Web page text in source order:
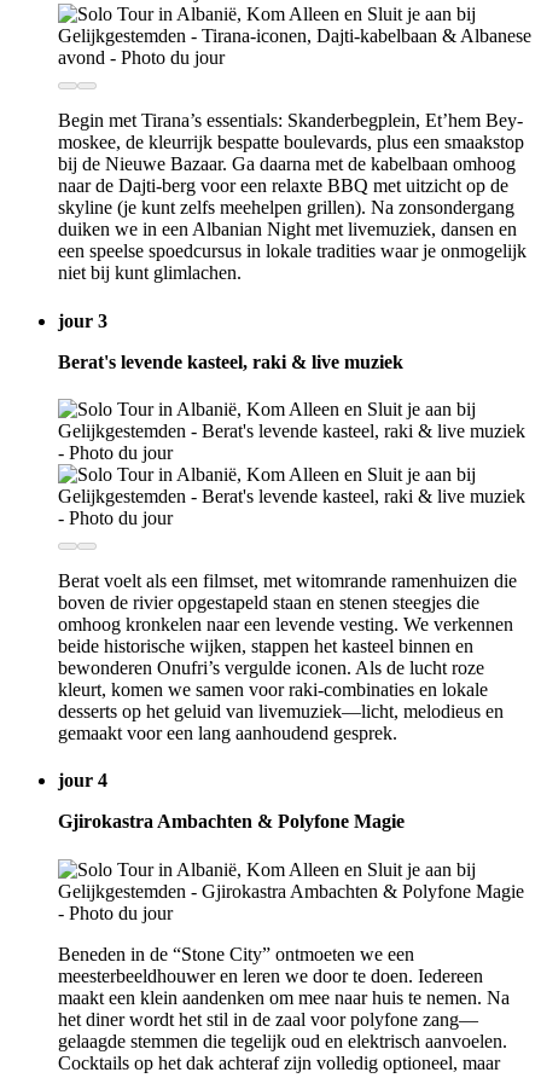
Begin met Tirana’s essentials: Skanderbegplein, Et’hem Bey-
moskee, de kleurrijk bespatte boulevards, plus een smaakstop
bij de Nieuwe Bazaar. Ga daarna met de kabelbaan omhoog
naar de Dajti-berg voor een relaxte BBQ met uitzicht op de
skyline (je kunt zelfs meehelpen grillen). Na zonsondergang
duiken we in een Albanian Night met livemuziek, dansen en
een speelse spoedcursus in lokale tradities waar je onmogelijk
niet bij kunt glimlachen.
jour 3
Berat's levende kasteel, raki & live muziek
Berat voelt als een filmset, met witomrande ramenhuizen die
boven de rivier opgestapeld staan en stenen steegjes die
omhoog kronkelen naar een levende vesting. We verkennen
beide historische wijken, stappen het kasteel binnen en
bewonderen Onufri’s vergulde iconen. Als de lucht roze
kleurt, komen we samen voor raki-combinaties en lokale
desserts op het geluid van livemuziek—licht, melodieus en
gemaakt voor een lang aanhoudend gesprek.
jour 4
Gjirokastra Ambachten & Polyfone Magie
Beneden in de “Stone City” ontmoeten we een
meesterbeeldhouwer en leren we door te doen. Iedereen
maakt een klein aandenken om mee naar huis te nemen. Na
het diner wordt het stil in de zaal voor polyfone zang—
gelaagde stemmen die tegelijk oud en elektrisch aanvoelen.
Cocktails op het dak achteraf zijn volledig optioneel, maar